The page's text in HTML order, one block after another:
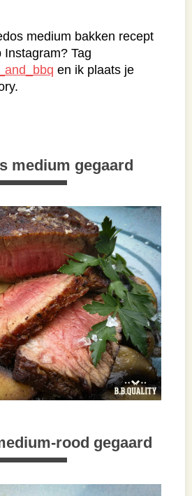
medium bakken recept
Tag
en ik plaats je
medium gegaard
rood gegaard